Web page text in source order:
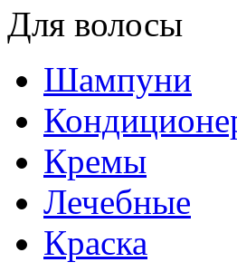
Для волосы
Шампуни
Кремы
Лечебные
Краска